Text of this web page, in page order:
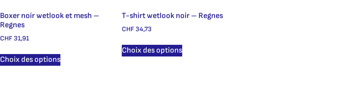
Boxer noir wetlook et mesh –
Regnes
CHF31,91
Choix des options
T-shirt wetlook noir – Regnes
CHF 34,73
Choix des options